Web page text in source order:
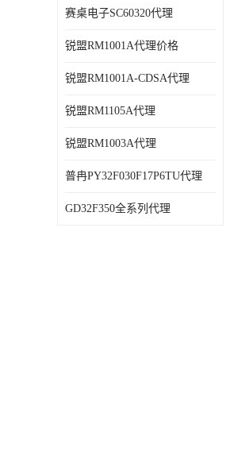
赛桌电子SC60320代理
锐盟RM1001A代理价格
锐盟RM1001A-CDSA代理
锐盟RM1105A代理
锐盟RM1003A代理
普冉PY32F030F17P6TU代理
GD32F350全系列代理